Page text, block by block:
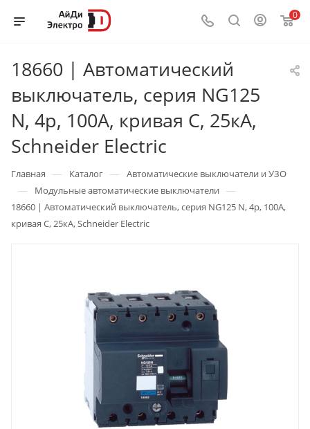
0
18660 | Автоматический
выключатель, серия NG125
N, 4p, 100А, кривая C, 25кА,
Schneider Electric
Главная — Каталог — Автоматические выключатели и УЗО
— Модульные автоматические выключатели —
18660 | Автоматический выключатель, серия NG125 N, 4p, 100А,
кривая C, 25кА, Schneider Electric